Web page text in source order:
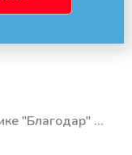
"Благодар" ...